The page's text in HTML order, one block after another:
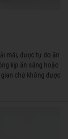
mái, được tự do ăn
kịp ăn sáng hoặc
chứ không được